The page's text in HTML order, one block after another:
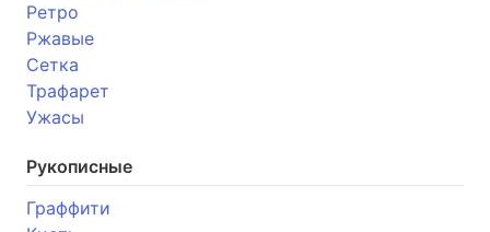
Ретро
Ржавые
Сетка
Трафарет
Ужасы
Рукописные
Граффити